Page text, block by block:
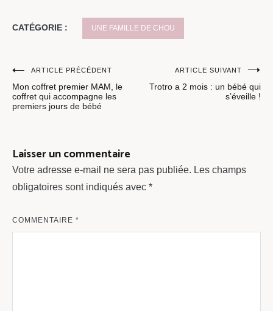
CATÉGORIE : UNE FAMILLE DE CHOU
Navigation
de
l’article
ARTICLE PRÉCÉDENT
Mon coffret premier MAM, le
coffret qui accompagne les
premiers jours de bébé
ARTICLE SUIVANT
Trotro a 2 mois : un bébé qui
s’éveille !
Laisser un commentaire
Votre adresse e-mail ne sera pas publiée. Les champs
obligatoires sont indiqués avec *
COMMENTAIRE *